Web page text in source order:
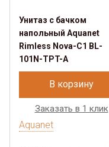
Унитаз с бачком
напольный Aquanet
Rimless Nova-C1 BL-
101N-TPT-A
В корзину
Заказать в 1 клик
Aquanet